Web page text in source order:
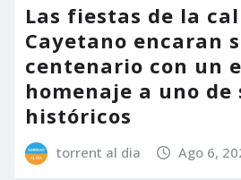
Las fiestas de la
Cayetano encaran
centenario con un
homenaje a uno de
históricos
torrent al dia Ago 6,